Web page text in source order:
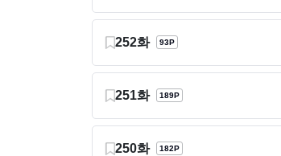
252화 93P
251화 189P
250화 182P